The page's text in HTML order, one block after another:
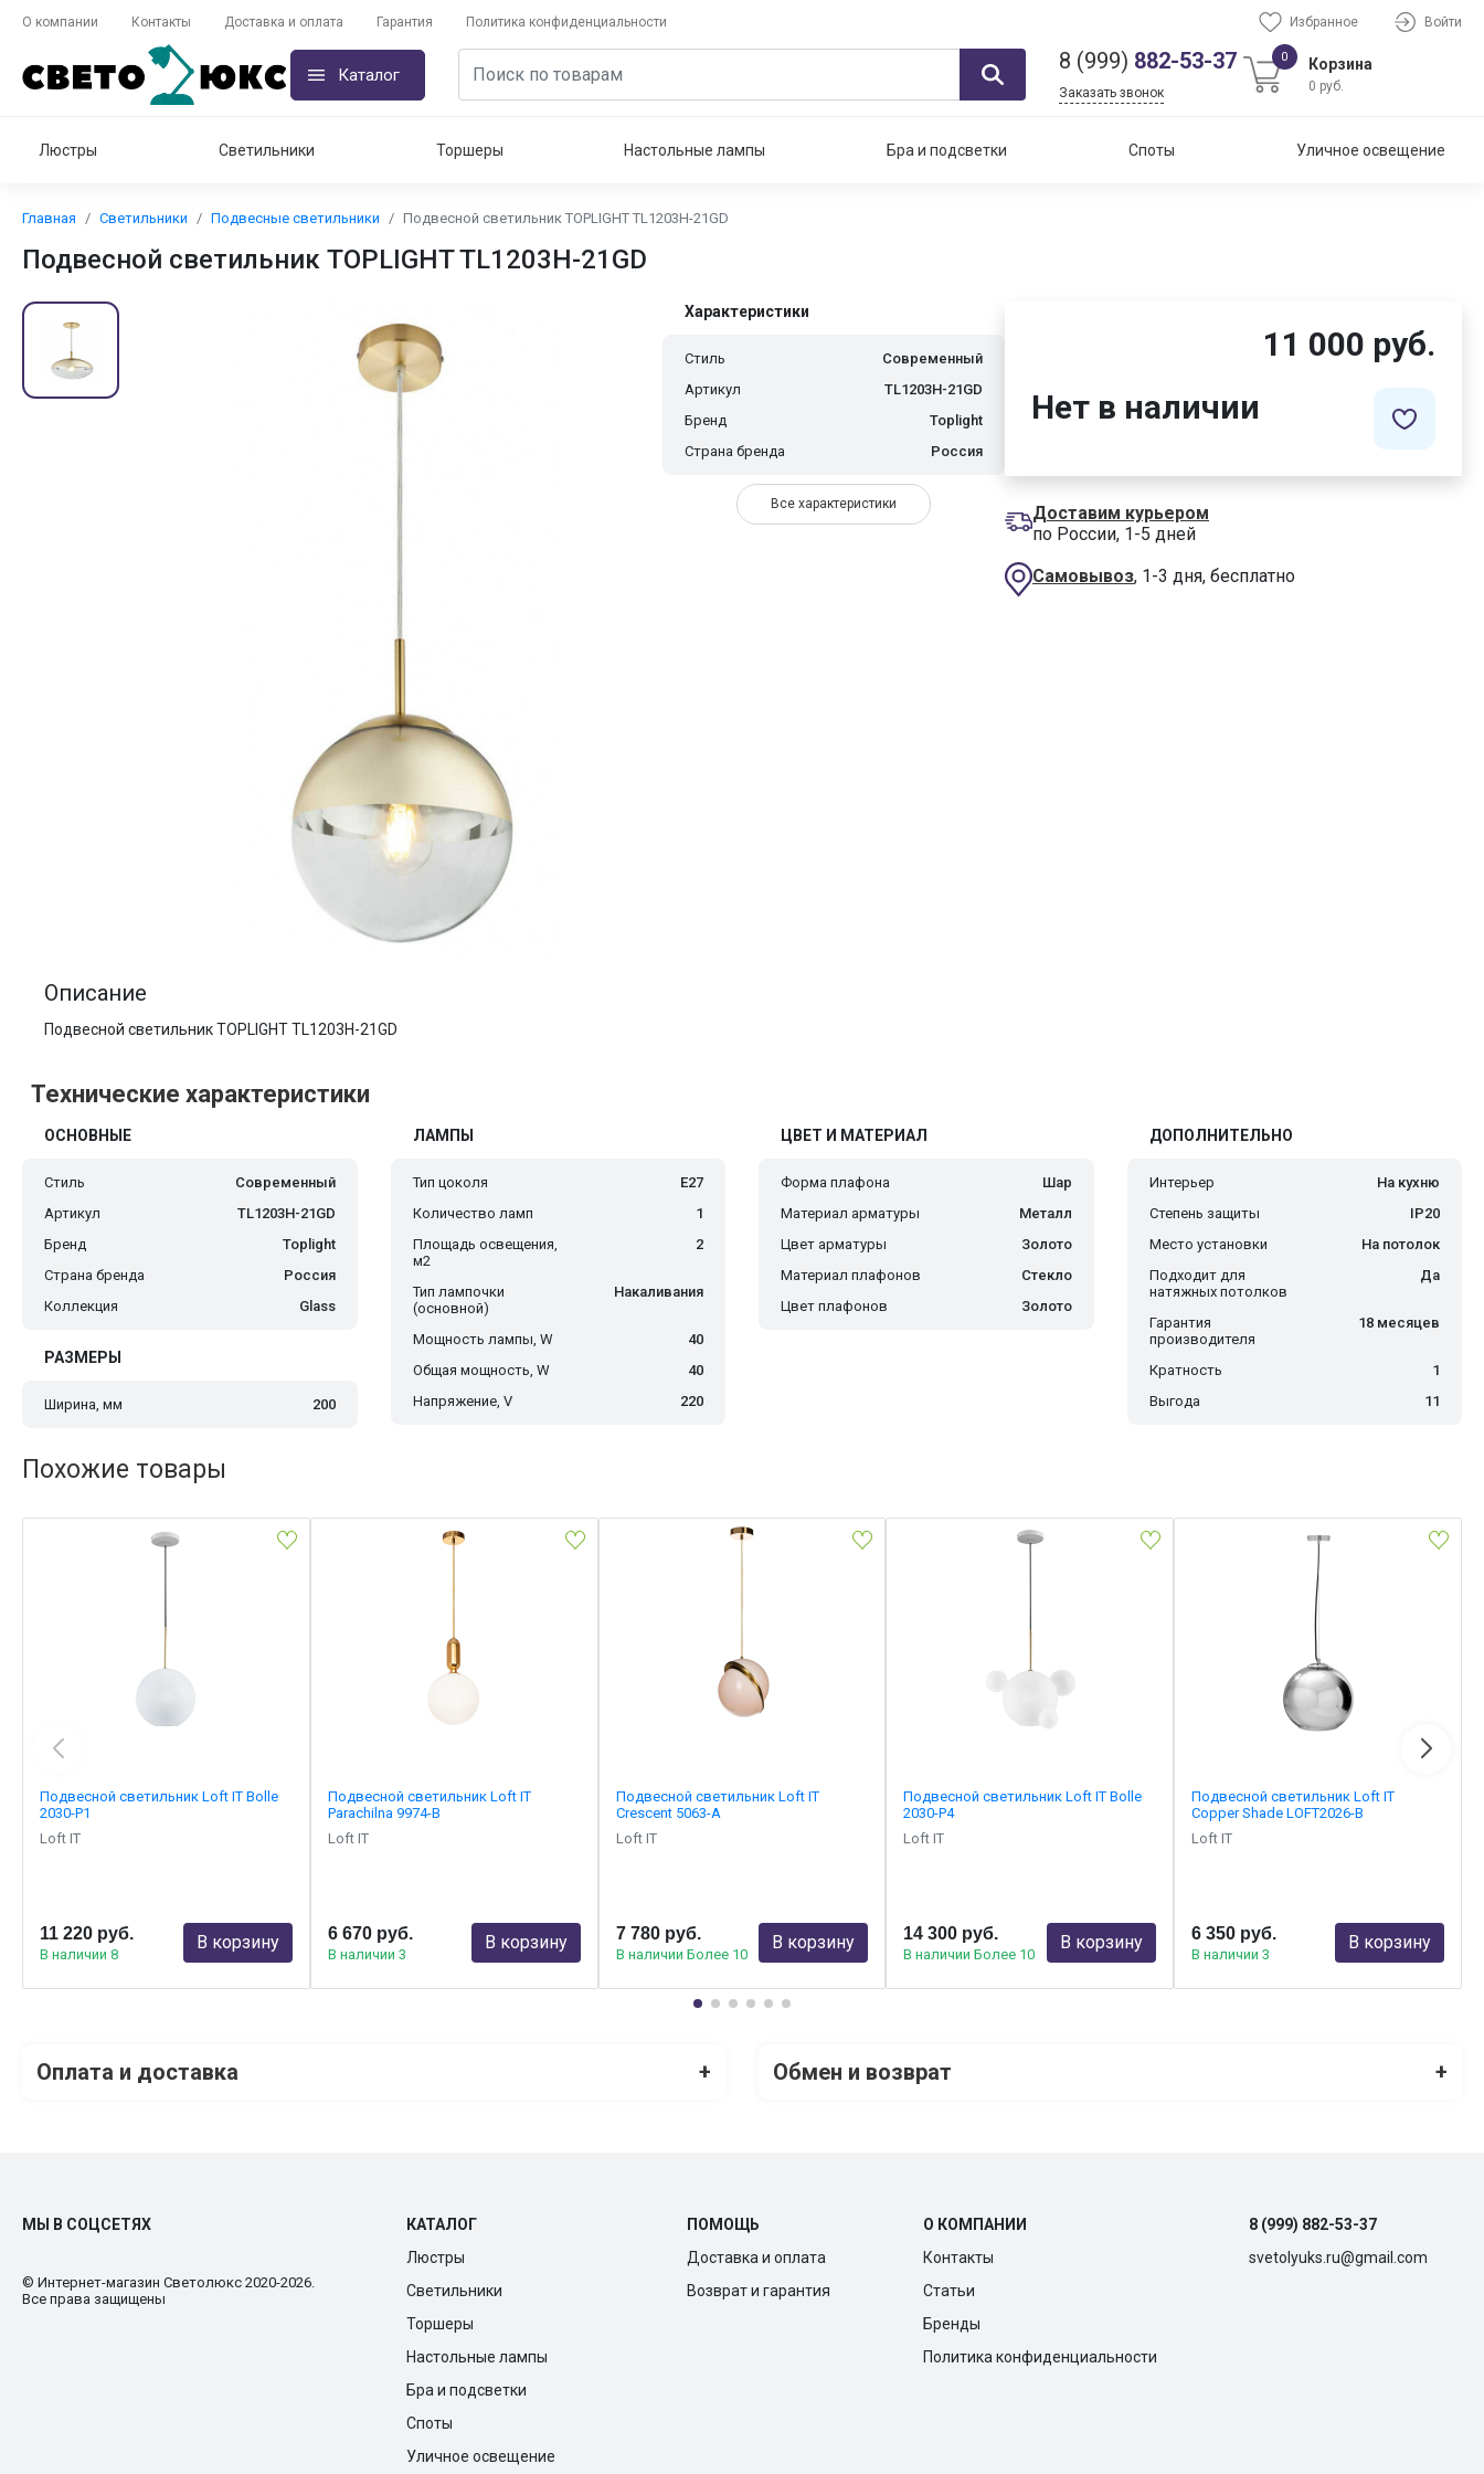
О компании Контакты Доставка и оплата Гарантия Политика конфиденциальности Избранное Войти
Каталог
8 (999) 882-53-37
Заказать звонок
0 Корзина
0 руб.
Люстры Светильники Торшеры Настольные лампы Бра и подсветки Споты Уличное освещение
Главная Светильники Подвесные светильники Подвесной светильник TOPLIGHT TL1203H-21GD
Подвесной светильник TOPLIGHT TL1203H-21GD
Характеристики
Стиль
Современный
Артикул
TL1203H-21GD
Бренд
Toplight
Страна бренда
Россия
Все характеристики
11 000 руб.
Нет в наличии
Доставим курьером
по России, 1-5 дней
Самовывоз, 1-3 дня, бесплатно
Описание
Подвесной светильник TOPLIGHT TL1203H-21GD
Технические характеристики
ОСНОВНЫЕ
Стиль
Современный
Артикул
TL1203H-21GD
Бренд
Toplight
Страна бренда
Россия
Коллекция
Glass
РАЗМЕРЫ
Ширина, мм 200
ЛАМПЫ
Тип цоколя
E27
Количество ламп
1
Площадь освещения,
м2
2
Тип лампочки
(основной)
Накаливания
Мощность лампы, W
40
Общая мощность, W
40
Напряжение, V
220
ЦВЕТ И МАТЕРИАЛ
Форма плафона
Шар
Материал арматуры
Металл
Цвет арматуры
Золото
Материал плафонов
Стекло
Цвет плафонов
Золото
ДОПОЛНИТЕЛЬНО
Интерьер
На кухню
Степень защиты
IP20
Место установки
На потолок
Подходит для
натяжных потолков
Да
Гарантия
производителя
18 месяцев
Кратность
1
Выгода
11
Похожие товары
Подвесной светильник Loft IT Bolle
2030-P1
Loft IT
11 220 руб.
В наличии 8
В корзину
Подвесной светильник Loft IT
Parachilna 9974-B
Loft IT
6 670 руб.
В наличии 3
В корзину
Подвесной светильник Loft IT
Crescent 5063-A
Loft IT
7 780 руб.
В наличии Более 10
В корзину
Подвесной светильник Loft IT Bolle
2030-P4
Loft IT
14 300 руб.
В наличии Более 10
В корзину
Подвесной светильник Loft IT
Copper Shade LOFT2026-B
Loft IT
6 350 руб.
В наличии 3
В корзину
Оплата и доставка + Обмен и возврат +
МЫ В СОЦСЕТЯХ
© Интернет-магазин Cветолюкс 2020-2026.
Все права защищены
КАТАЛОГ
Люстры
Светильники
Торшеры
Настольные лампы
Бра и подсветки
Споты
Уличное освещение
ПОМОЩЬ
Доставка и оплата
Возврат и гарантия
О КОМПАНИИ
Контакты
Статьи
Бренды
Политика конфиденциальности
8 (999) 882-53-37
svetolyuks.ru@gmail.com